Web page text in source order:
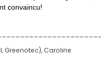
convaincu!
Greenotec), Caroline